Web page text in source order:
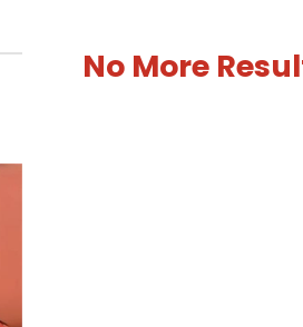
No More